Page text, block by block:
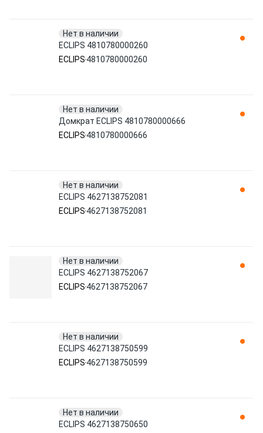
Нет в наличии
ECLIPS 4810780000260
ECLIPS 4810780000260
Нет в наличии
Домкрат ECLIPS 4810780000666
ECLIPS 4810780000666
Нет в наличии
ECLIPS 4627138752081
ECLIPS 4627138752081
Нет в наличии
ECLIPS 4627138752067
ECLIPS 4627138752067
Нет в наличии
ECLIPS 4627138750599
ECLIPS 4627138750599
Нет в наличии
ECLIPS 4627138750650